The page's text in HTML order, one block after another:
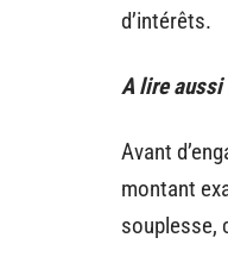
d’intérêts.
A lire aussi
Avant
montant
souplesse,